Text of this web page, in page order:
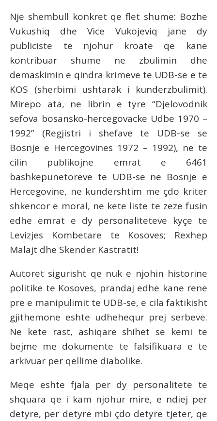
Nje shembull konkret qe flet shume: Bozhe
Vukushiq dhe Vice Vukojeviq jane dy
publiciste te njohur kroate qe kane
kontribuar shume ne zbulimin dhe
demaskimin e qindra krimeve te UDB-se e te
KOS (sherbimi ushtarak i kunderzbulimit).
Mirepo ata, ne librin e tyre “Djelovodnik
sefova bosansko-hercegovacke Udbe 1970 –
1992” (Regjistri i shefave te UDB-se se
Bosnje e Hercegovines 1972 – 1992), ne te
cilin publikojne emrat e 6461
bashkepunetoreve te UDB-se ne Bosnje e
Hercegovine, ne kundershtim me çdo kriter
shkencor e moral, ne kete liste te zeze fusin
edhe emrat e dy personaliteteve kyçe te
Levizjes Kombetare te Kosoves; Rexhep
Malajt dhe Skender Kastratit!
Autoret sigurisht qe nuk e njohin historine
politike te Kosoves, prandaj edhe kane rene
pre e manipulimit te UDB-se, e cila faktikisht
gjithemone eshte udhehequr prej serbeve.
Ne kete rast, ashiqare shihet se kemi te
bejme me dokumente te falsifikuara e te
arkivuar per qellime diabolike.
Meqe eshte fjala per dy personalitete te
shquara qe i kam njohur mire, e ndiej per
detyre, per detyre mbi çdo detyre tjeter, qe